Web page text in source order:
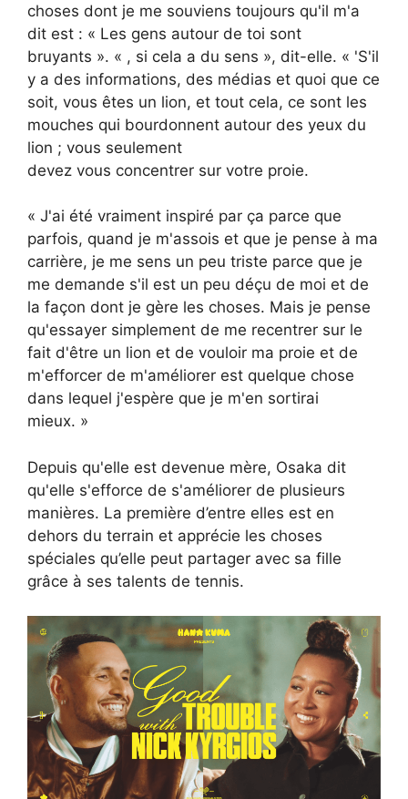
choses dont je me souviens toujours qu'il m'a
dit est : « Les gens autour de toi sont
bruyants ». « , si cela a du sens », dit-elle. « 'S'il
y a des informations, des médias et quoi que ce
soit, vous êtes un lion, et tout cela, ce sont les
mouches qui bourdonnent autour des yeux du
lion ; vous seulement
devez vous concentrer sur votre proie.
« J'ai été vraiment inspiré par ça parce que
parfois, quand je m'assois et que je pense à ma
carrière, je me sens un peu triste parce que je
me demande s'il est un peu déçu de moi et de
la façon dont je gère les choses. Mais je pense
qu'essayer simplement de me recentrer sur le
fait d'être un lion et de vouloir ma proie et de
m'efforcer de m'améliorer est quelque chose
dans lequel j'espère que je m'en sortirai
mieux. »
Depuis qu'elle est devenue mère, Osaka dit
qu'elle s'efforce de s'améliorer de plusieurs
manières. La première d’entre elles est en
dehors du terrain et apprécie les choses
spéciales qu’elle peut partager avec sa fille
grâce à ses talents de tennis.